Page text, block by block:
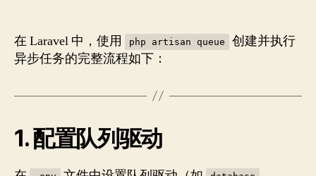
在 Laravel 中，使用 php artisan queue
创建并执行
异步任务的完整流程如下：
1. 配置队列驱动